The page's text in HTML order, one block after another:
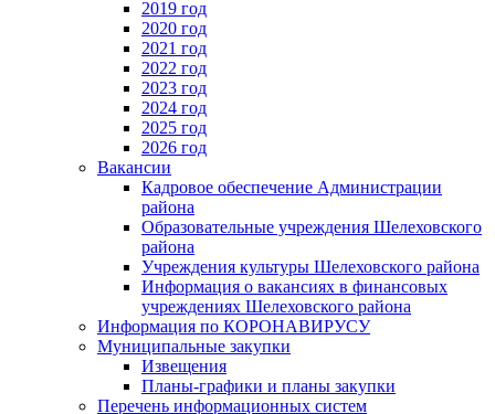
2019 год
2020 год
2021 год
2022 год
2023 год
2024 год
2025 год
2026 год
Вакансии
Кадровое обеспечение Администрации
района
Образовательные учреждения Шелеховского
района
Учреждения культуры Шелеховского района
Информация о вакансиях в финансовых
учреждениях Шелеховского района
Информация по КОРОНАВИРУСУ
Муниципальные закупки
Извещения
Планы-графики и планы закупки
Перечень информационных систем